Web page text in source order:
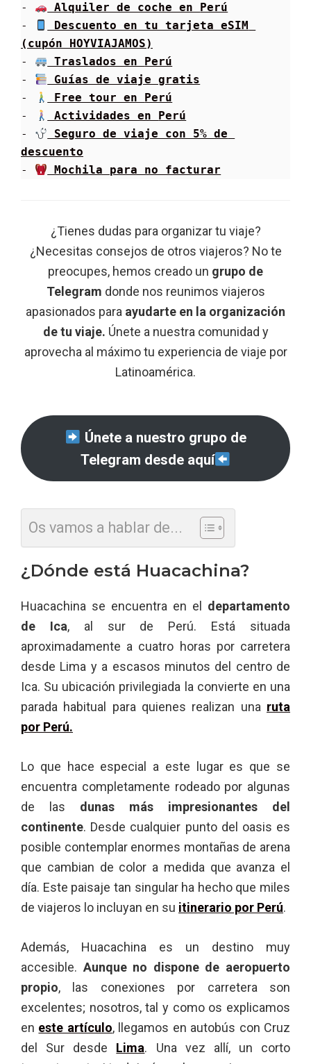
-
Alquiler de coche en Perú
-
Descuento en tu tarjeta eSIM
(cupón HOYVIAJAMOS)
-
Traslados en Perú
-
Guías de viaje gratis
-
Free tour en Perú
-
Actividades en Perú
-
Seguro de viaje con 5% de
descuento
-
Mochila para no facturar
¿Tienes dudas para organizar tu viaje?
¿Necesitas consejos de otros viajeros? No te
preocupes, hemos creado un grupo de
Telegram donde nos reunimos viajeros
apasionados para ayudarte en la organización
de tu viaje. Únete a nuestra comunidad y
aprovecha al máximo tu experiencia de viaje por
Latinoamérica.
Únete a nuestro grupo de
Telegram desde aquí
Os vamos a hablar de...
¿Dónde está Huacachina?
Huacachina se encuentra en el departamento
de Ica, al sur de Perú. Está situada
aproximadamente a cuatro horas por carretera
desde Lima y a escasos minutos del centro de
Ica. Su ubicación privilegiada la convierte en una
parada habitual para quienes realizan una ruta
por Perú.
Lo que hace especial a este lugar es que se
encuentra completamente rodeado por algunas
de las dunas más impresionantes del
continente. Desde cualquier punto del oasis es
posible contemplar enormes montañas de arena
que cambian de color a medida que avanza el
día. Este paisaje tan singular ha hecho que miles
de viajeros lo incluyan en su itinerario por Perú.
Además, Huacachina es un destino muy
accesible. Aunque no dispone de aeropuerto
propio, las conexiones por carretera son
excelentes; nosotros, tal y como os explicamos
en este artículo, llegamos en autobús con Cruz
del Sur desde Lima. Una vez allí, un corto